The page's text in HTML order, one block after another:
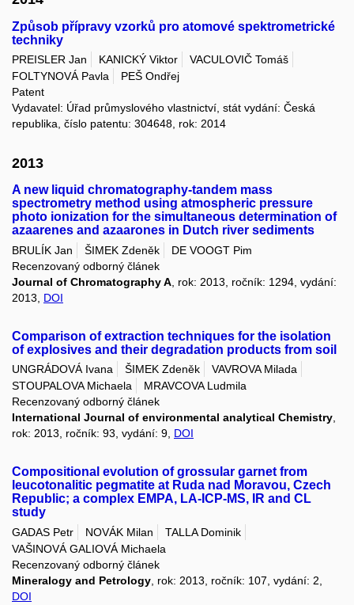
Způsob přípravy vzorků pro atomové spektrometrické
techniky
PREISLER Jan KANICKÝ Viktor
VACULOVIČ Tomáš
FOLTYNOVÁ Pavla
PEŠ Ondřej
Patent
Vydavatel: Úřad průmyslového vlastnictví, stát vydání: Česká
republika, číslo patentu: 304648, rok: 2014
2013
A new liquid chromatography-tandem mass
spectrometry method using atmospheric pressure
photo ionization for the simultaneous determination of
azaarenes and azaarones in Dutch river sediments
BRULÍK Jan ŠIMEK Zdeněk
DE VOOGT Pim
Recenzovaný odborný článek
Journal of Chromatography A , rok: 2013, ročník: 1294, vydání:
2013, DOI
Comparison of extraction techniques for the isolation
of explosives and their degradation products from soil
UNGRÁDOVÁ Ivana ŠIMEK Zdeněk
VAVROVA Milada
STOUPALOVA Michaela
MRAVCOVA Ludmila
Recenzovaný odborný článek
International Journal of environmental analytical Chemistry,
rok: 2013, ročník: 93, vydání: 9, DOI
Compositional evolution of grossular garnet from
leucotonalitic pegmatite at Ruda nad Moravou, Czech
Republic; a complex EMPA, LA-ICP-MS, IR and CL
study
GADAS Petr NOVÁK Milan
TALLA Dominik
VAŠINOVÁ GALIOVÁ Michaela
Recenzovaný odborný článek
Mineralogy and Petrology , rok: 2013, ročník: 107, vydání: 2,
DOI